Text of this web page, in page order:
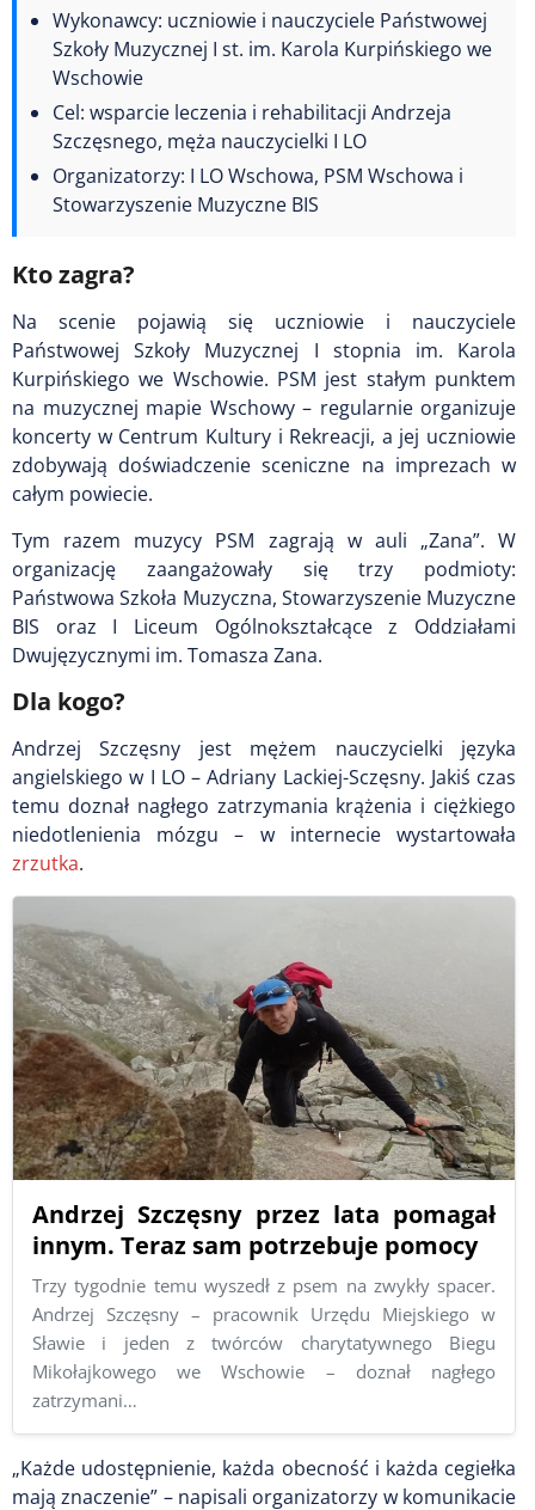
Wykonawcy: uczniowie i nauczyciele Państwowej
Szkoły Muzycznej I st. im. Karola Kurpińskiego we
Wschowie
Cel: wsparcie leczenia i rehabilitacji Andrzeja
Szczęsnego, męża nauczycielki I LO
Organizatorzy: I LO Wschowa, PSM Wschowa i
Stowarzyszenie Muzyczne BIS
Kto zagra?
Na scenie pojawią się uczniowie i nauczyciele
Państwowej Szkoły Muzycznej I stopnia im. Karola
Kurpińskiego we Wschowie. PSM jest stałym punktem
na muzycznej mapie Wschowy – regularnie organizuje
koncerty w Centrum Kultury i Rekreacji, a jej uczniowie
zdobywają doświadczenie sceniczne na imprezach w
całym powiecie.
Tym razem muzycy PSM zagrają w auli „Zana”. W
organizację zaangażowały się trzy podmioty:
Państwowa Szkoła Muzyczna, Stowarzyszenie Muzyczne
BIS oraz I Liceum Ogólnokształcące z Oddziałami
Dwujęzycznymi im. Tomasza Zana.
Dla kogo?
Andrzej Szczęsny jest mężem nauczycielki języka
angielskiego w I LO – Adriany Lackiej-Sczęsny. Jakiś czas
temu doznał nagłego zatrzymania krążenia i ciężkiego
niedotlenienia mózgu – w internecie wystartowała
zrzutka.
Andrzej Szczęsny przez lata pomagał
innym. Teraz sam potrzebuje pomocy
Trzy tygodnie temu wyszedł z psem na zwykły spacer.
Andrzej Szczęsny – pracownik Urzędu Miejskiego w
Sławie i jeden z twórców charytatywnego Biegu
Mikołajkowego we Wschowie – doznał nagłego
zatrzymani…
„Każde udostępnienie, każda obecność i każda cegiełka
mają znaczenie” – napisali organizatorzy w komunikacie